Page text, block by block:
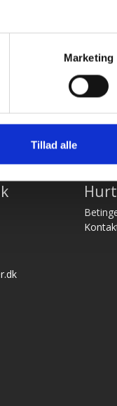
Marketing
Tillad alle
og god